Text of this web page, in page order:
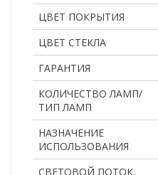
ЦВЕТ ПОКРЫТИЯ
ЦВЕТ СТЕКЛА
ГАРАНТИЯ
КОЛИЧЕСТВО ЛАМП/
ТИП ЛАМП
НАЗНАЧЕНИЕ
ИСПОЛЬЗОВАНИЯ
СВЕТОВОЙ ПОТОК,